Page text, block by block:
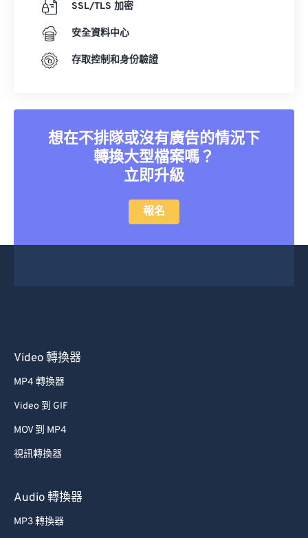
SSL/TLS 加密
安全資料中心
存取控制和身份驗證
想在不排隊或沒有廣告的情況下
轉換大型檔案嗎？
立即升級
報名
Video 轉換器
MP4 轉換器
Video 到 GIF
MOV 到 MP4
視訊轉換器
Audio 轉換器
MP3 轉換器